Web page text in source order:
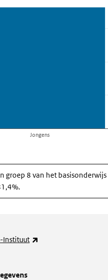
die Percentage weergeeft.
Jongens
groep 8 van het
Instituut